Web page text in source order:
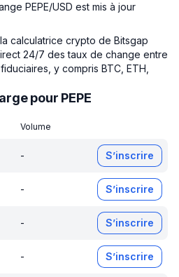
PEPE/USD est mis à jour
calculatrice crypto de Bitsgap
24/7 des taux de change entre
y compris BTC, ETH,
pour PEPE
Volume
- S’inscrire
- S’inscrire
- S’inscrire
- S’inscrire